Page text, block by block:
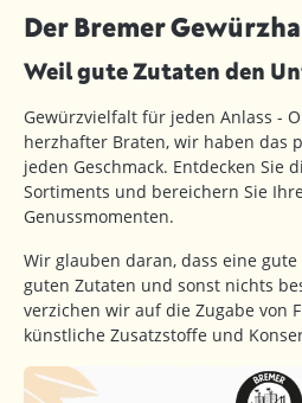
Der Bremer
Weil gute Zutaten den
Gewürzvielfalt für jeden Anlass -
herzhafter Braten, wir haben das
jeden Geschmack. Entdecken Sie
Sortiments und bereichern Sie
Genussmomenten.
Wir glauben daran, dass eine
guten Zutaten und sonst nichts
verzichen wir auf die Zugabe von
künstliche Zusatzstoffe und